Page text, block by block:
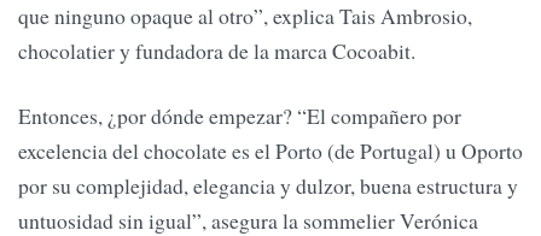
que ninguno opaque al otro”, explica Tais Ambrosio,
chocolatier y fundadora de la marca Cocoabit.
Entonces, ¿por dónde empezar? “El compañero por
excelencia del chocolate es el Porto (de Portugal) u Oporto
por su complejidad, elegancia y dulzor, buena estructura y
untuosidad sin igual”, asegura la sommelier Verónica